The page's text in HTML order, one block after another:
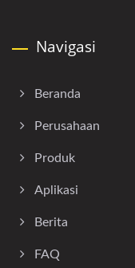
Navigasi
Beranda
Perusahaan
Produk
Aplikasi
Berita
FAQ